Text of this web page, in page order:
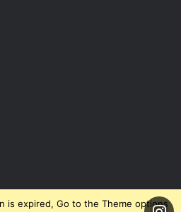
is expired, Go to the Theme options